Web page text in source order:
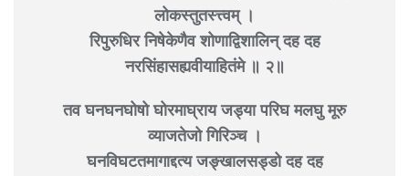
लोकस्तुतस्त्त्वम् ।
रिपुरुधिर निषेकेणैव शोणाद्विशालिन् दह दह
नरसिंहासह्यवीयाहितंमे ॥ २॥
तव घनघनघोषो घोरमाघ्राय जड्या परिघ मलघु मूरु
व्याजतेजो गिरिञ्च ।
घनविघटतमागाद्दत्य जङ्खालसड्डो दह दह